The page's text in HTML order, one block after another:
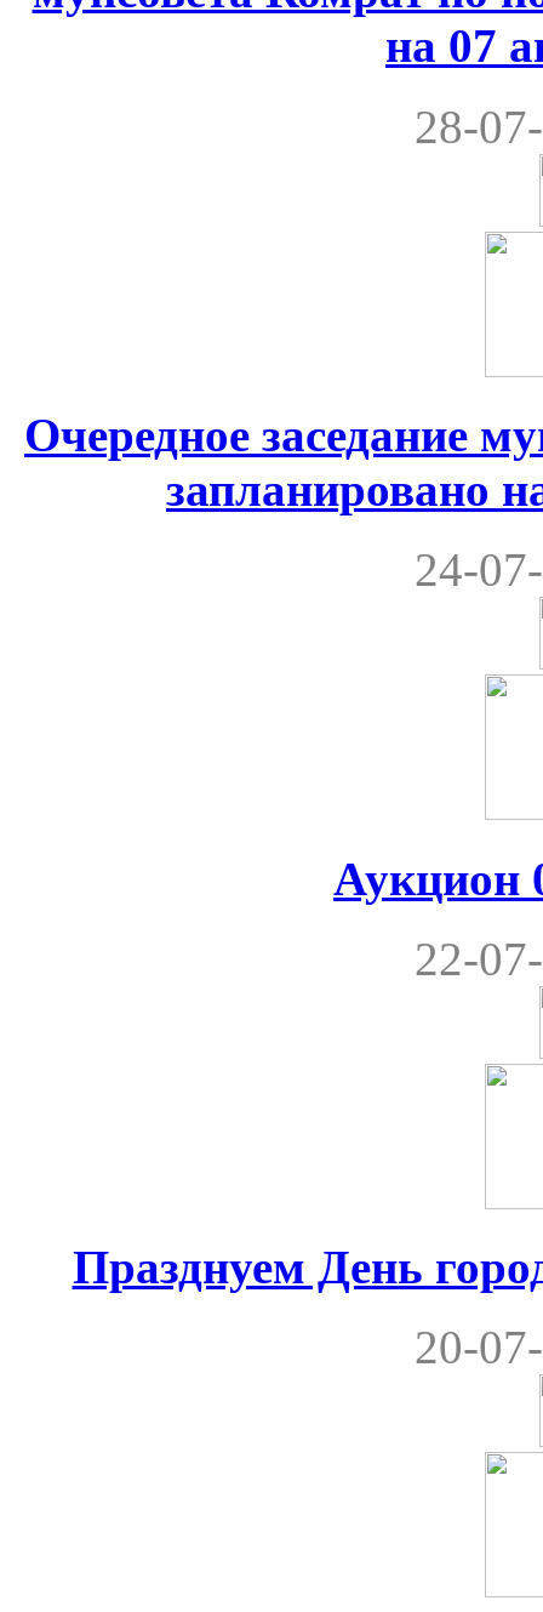
на 07
28-
Очередное заседание
запланировано
24-
Аукцион
22-
Празднуем День
20-